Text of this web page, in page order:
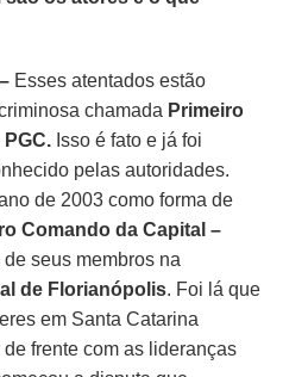
Esses atentados estão
chamada Primeiro
PGC. Isso é fato e já foi
pelas autoridades.
de 2003 como forma de
Comando da Capital–
seus membros na
de Florianópolis. Foi lá que
em Santa Catarina
frente com as lideranças